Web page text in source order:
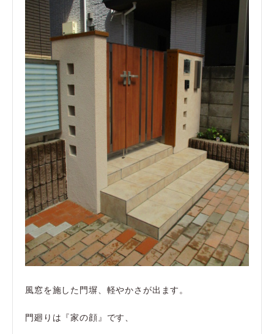
風窓を施した門塀、軽やかさが出ます。
門廻りは『家の顔』です、